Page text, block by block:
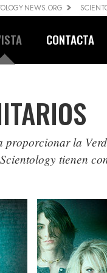
NEWS.ORG
CONTACTA
proporcionar la
tienen